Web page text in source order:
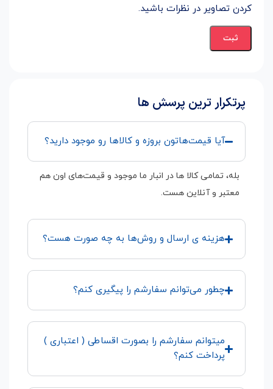
کردن تصاویر در نظرات باشید.
پرتکرار ترین پرسش ها
آیا قیمت‌هاتون بروزه و کالاها رو موجود دارید؟
بله، تمامی کالا ها در انبار ما موجود و قیمت‌های اون هم
معتبر و آنلاین هست.
هزینه ی ارسال و روش‌ها به چه صورت هست؟
چطور می‌توانم سفارشم را پیگیری کنم؟
میتوانم سفارشم را بصورت اقساطی ( اعتباری )
پرداخت کنم؟